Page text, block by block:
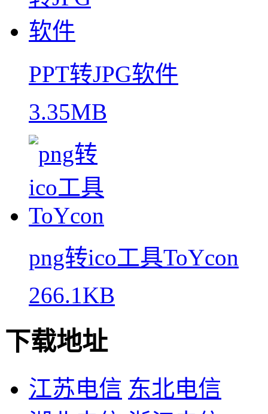
PPT转JPG软件
3.35MB
png转ico工具ToYcon
266.1KB
下载地址
江苏电信 东北电信